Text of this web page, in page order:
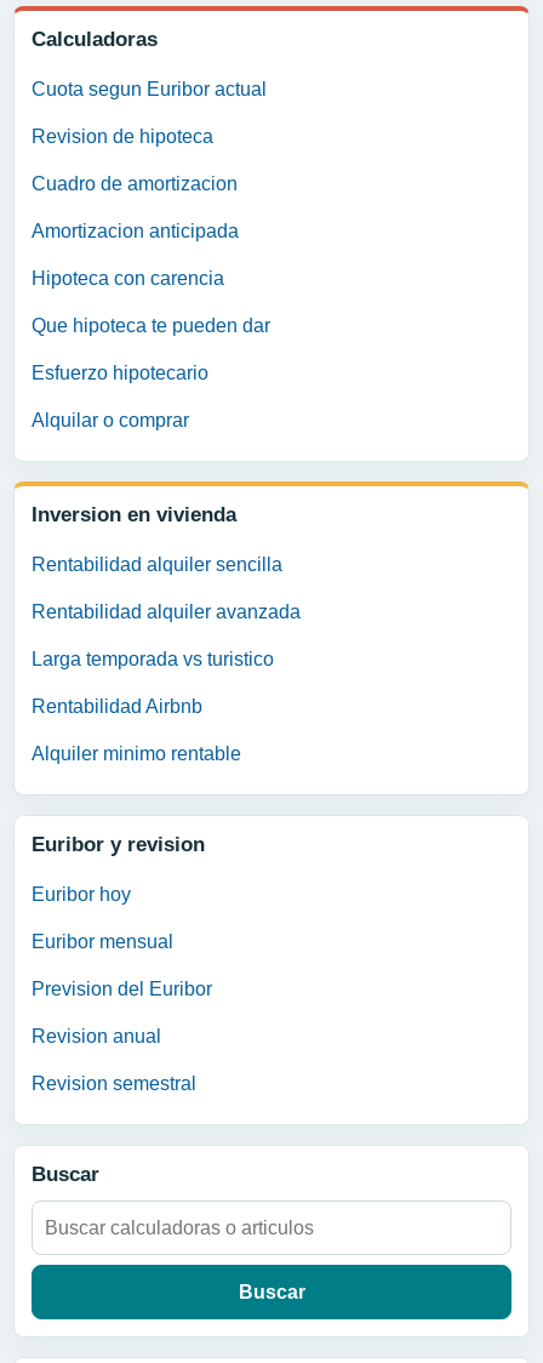
Calculadoras
Cuota segun Euribor actual
Revision de hipoteca
Cuadro de amortizacion
Amortizacion anticipada
Hipoteca con carencia
Que hipoteca te pueden dar
Esfuerzo hipotecario
Alquilar o comprar
Inversion en vivienda
Rentabilidad alquiler sencilla
Rentabilidad alquiler avanzada
Larga temporada vs turistico
Rentabilidad Airbnb
Alquiler minimo rentable
Euribor y revision
Euribor hoy
Euribor mensual
Prevision del Euribor
Revision anual
Revision semestral
Buscar
Buscar: